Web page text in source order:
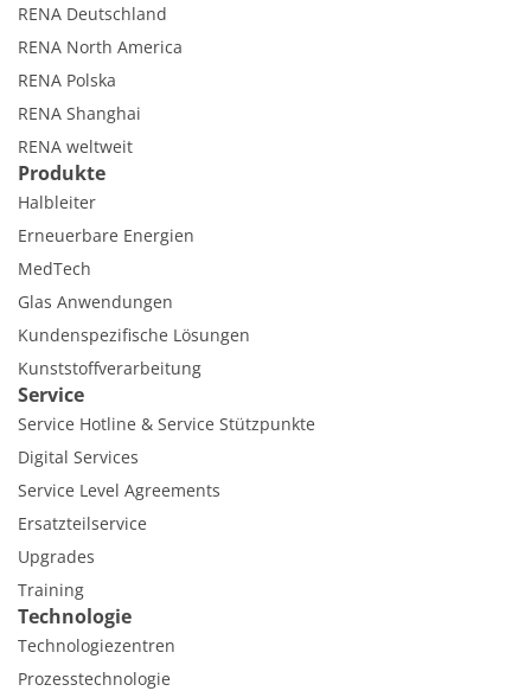
RENA Deutschland
RENA North America
RENA Polska
RENA Shanghai
RENA weltweit
Produkte
Halbleiter
Erneuerbare Energien
MedTech
Glas Anwendungen
Kundenspezifische Lösungen
Kunststoffverarbeitung
Service
Service Hotline & Service Stützpunkte
Digital Services
Service Level Agreements
Ersatzteilservice
Upgrades
Training
Technologie
Technologiezentren
Prozesstechnologie